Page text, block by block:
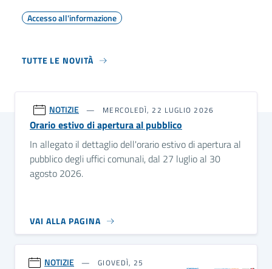
Accesso all'informazione
TUTTE LE NOVITÀ
NOTIZIE MERCOLEDÌ, 22 LUGLIO 2026
Orario estivo di apertura al pubblico
In allegato il dettaglio dell'orario estivo di apertura al
pubblico degli uffici comunali, dal 27 luglio al 30
agosto 2026.
VAI ALLA PAGINA
NOTIZIE
GIOVEDÌ, 25